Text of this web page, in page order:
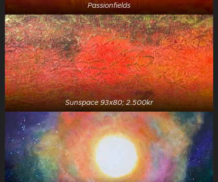
Passionfields
Sunspace 93x80; 2.500kr